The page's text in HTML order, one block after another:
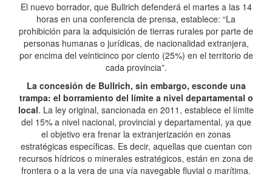
El nuevo borrador, que Bullrich defenderá el martes a las 14
horas en una conferencia de prensa, establece: “La
prohibición para la adquisición de tierras rurales por parte de
personas humanas o jurídicas, de nacionalidad extranjera,
por encima del veinticinco por ciento (25%) en el territorio de
cada provincia”.
La concesión de Bullrich, sin embargo, esconde una
trampa: el borramiento del límite a nivel departamental o
local. La ley original, sancionada en 2011, establece el límite
del 15% a nivel nacional, provincial y departamental, ya que
el objetivo era frenar la extranjerización en zonas
estratégicas específicas. Es decir, aquellas que cuentan con
recursos hídricos o minerales estratégicos, están en zona de
frontera o a la vera de una vía navegable fluvial o marítima.